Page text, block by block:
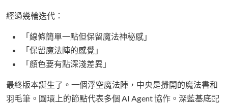
經過幾輪迭代：
「線條簡單一點但保留魔法神秘感」
「保留魔法陣的感覺」
「顏色要有點深淺差異」
最終版本誕生了。一個浮空魔法陣，中央是攤開的魔法書和
羽毛筆。圓環上的節點代表多個 AI Agent 協作。深藍基底配